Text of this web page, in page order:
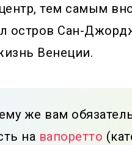
тем самым
остров Сан-
Венеции.
же вам
на вапоретто